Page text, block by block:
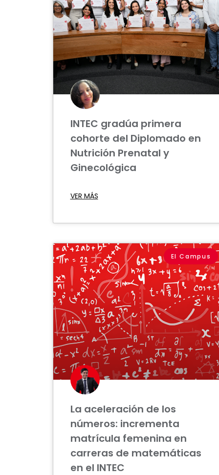
INTEC gradúa primera
cohorte del Diplomado en
Nutrición Prenatal y
Ginecológica
VER MÁS
El Campus
La aceleración de los
números: incrementa
matrícula femenina en
carreras de matemáticas
en el INTEC